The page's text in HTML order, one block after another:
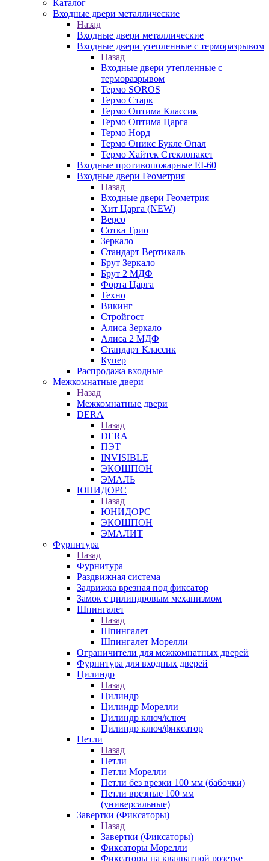
Каталог
Входные двери металлические
Назад
Входные двери металлические
Входные двери утепленные с терморазрывом
Назад
Входные двери утепленные с
терморазрывом
Термо SOROS
Термо Старк
Термо Оптима Классик
Термо Оптима Царга
Термо Норд
Термо Оникс Букле Опал
Термо Хайтек Стеклопакет
Входные противопожарные EI-60
Входные двери Геометрия
Назад
Входные двери Геометрия
Хит Царга (NEW)
Версо
Сотка Трио
Зеркало
Стандарт Вертикаль
Брут Зеркало
Брут 2 МДФ
Форта Царга
Техно
Викинг
Стройгост
Алиса Зеркало
Алиса 2 МДФ
Стандарт Классик
Купер
Распродажа входные
Межкомнатные двери
Назад
Межкомнатные двери
DERA
Назад
DERA
ПЭТ
INVISIBLE
ЭКОШПОН
ЭМАЛЬ
ЮНИДОРС
Назад
ЮНИДОРС
ЭКОШПОН
ЭМАЛИТ
Фурнитура
Назад
Фурнитура
Раздвижная система
Задвижка врезная под фиксатор
Замок с цилиндровым механизмом
Шпингалет
Назад
Шпингалет
Шпингалет Морелли
Ограничители для межкомнатных дверей
Фурнитура для входных дверей
Цилиндр
Назад
Цилиндр
Цилиндр Морелли
Цилиндр ключ/ключ
Цилиндр ключ/фиксатор
Петли
Назад
Петли
Петли Морелли
Петли без врезки 100 мм (бабочки)
Петли врезные 100 мм
(универсальные)
Завертки (Фиксаторы)
Назад
Завертки (Фиксаторы)
Фиксаторы Морелли
Фиксаторы на квадратной розетке